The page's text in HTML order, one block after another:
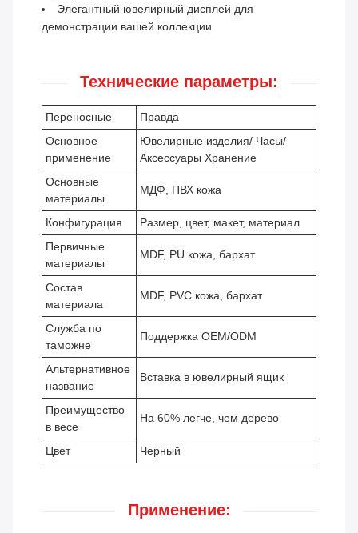
Элегантный ювелирный дисплей для
демонстрации вашей коллекции
Технические параметры:
Переносные
Правда
Основное
применение
Ювелирные изделия/ Часы/
Аксессуары Хранение
Основные
материалы
МДФ, ПВХ кожа
Конфигурация
Размер, цвет, макет, материал
Первичные
материалы
MDF, PU кожа, бархат
Состав
материала
MDF, PVC кожа, бархат
Служба по
таможне
Поддержка OEM/ODM
Альтернативное
название
Вставка в ювелирный ящик
Преимущество
в весе
На 60% легче, чем дерево
Цвет Черный
Применение: